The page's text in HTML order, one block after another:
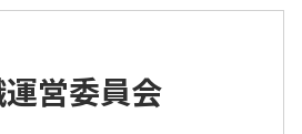
営委員会